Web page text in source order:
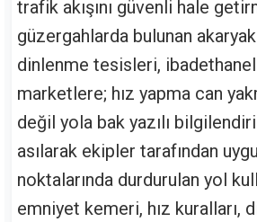
trafik akışını güvenli hale
güzergahlarda bulunan
dinlenme tesisleri,
marketlere; hız yapma can
değil yola bak yazılı
asılarak ekipler tarafından
noktalarında durdurulan yol
emniyet kemeri, hız kuralları,